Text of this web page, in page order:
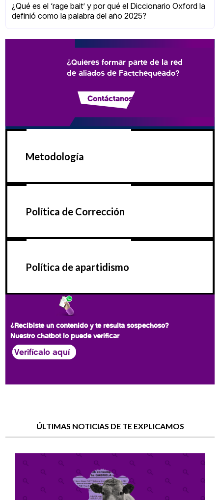
¿Qué es el ‘rage bait’ y por qué el Diccionario Oxford la
definió como la palabra del año 2025?
¿Quieres formar parte de la red
de aliados de Factchequeado?
Contáctanos
Metodología
Política de Corrección
Política de apartidismo
¿Recibiste un contenido y te resulta sospechoso?
Nuestro chatbot lo puede verificar
Verifícalo aquí
ÚLTIMAS NOTICIAS DE TE EXPLICAMOS